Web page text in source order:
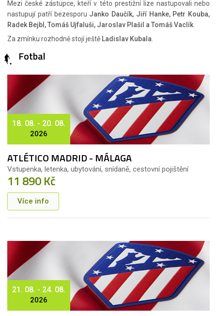
Mezi české zástupce, kteří v této prestižní lize nastupovali nebo
nastupují patří bezesporu Janko Daučík, Jiří Hanke, Petr Kouba,
Radek Bejbl, Tomáš Ujfaluši, Jaroslav Plašil a Tomáš Vaclík
Za zmínku rozhodně stojí ještě Ladislav Kubala
Fotbal
18. 08. - 20. 08.
2026
ATLÉTICO MADRID - MÁLAGA
Vstupenka, letenka, ubytování, snídaně, cestovní pojištění
11 890 Kč
Více info
21. 08. - 24. 08.
2026